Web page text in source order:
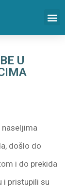
U
naseljima
došlo do
i do prekida
i pristupili su